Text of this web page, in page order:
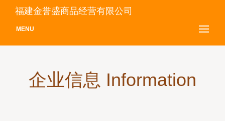
福建金誉盛商品经营有限公司
MENU
企业信息 Information